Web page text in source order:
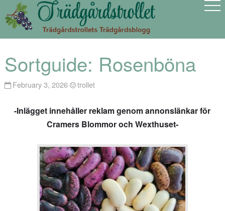
Sortguide: Rosenböna
February 3, 2026 trollet
-Inlägget innehåller reklam genom annonslänkar för
Cramers Blommor och Wexthuset-